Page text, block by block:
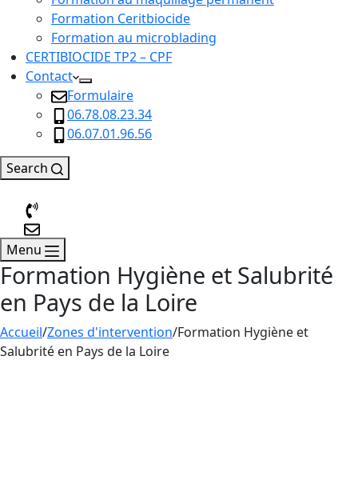
Formation Ceritbiocide
Formation au microblading
CERTIBIOCIDE TP2 – CPF
Contact
Formulaire
06.78.08.23.34
06.07.01.96.56
Search
Menu
Formation Hygiène et Salubrité
en Pays de la Loire
Accueil/Zones d'intervention/Formation Hygiène et
Salubrité en Pays de la Loire